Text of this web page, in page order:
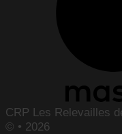
CRP Les Relevailles
© • 2026